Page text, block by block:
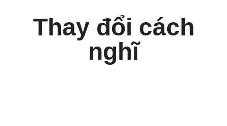
Thay đổi cách
nghĩ